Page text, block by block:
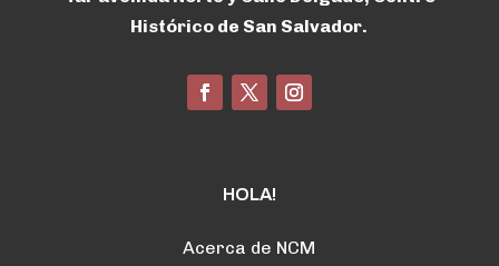
Histórico de San Salvador.
HOLA!
Acerca de NCM